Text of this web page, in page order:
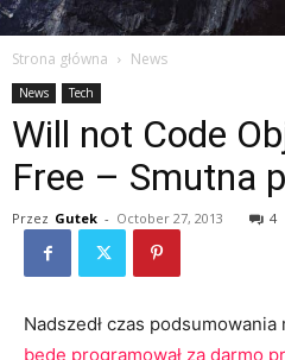
Strona główna News
News Tech
Will not Code
Free – Smutna
Przez Gutek - October 27, 2013 4
Nadszedł czas
będę programował za darmo